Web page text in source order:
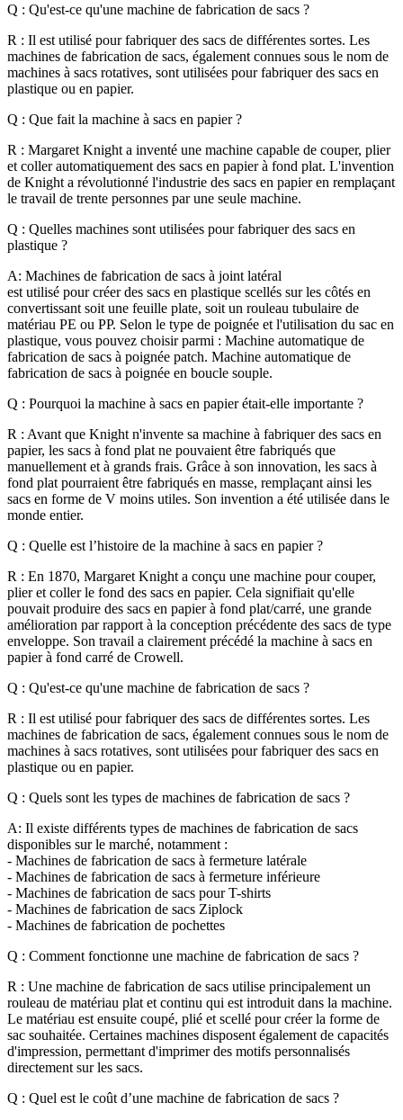
Q : Qu'est-ce qu'une machine de fabrication de sacs ?
R : Il est utilisé pour fabriquer des sacs de différentes sortes. Les
machines de fabrication de sacs, également connues sous le nom de
machines à sacs rotatives, sont utilisées pour fabriquer des sacs en
plastique ou en papier.
Q : Que fait la machine à sacs en papier ?
R : Margaret Knight a inventé une machine capable de couper, plier
et coller automatiquement des sacs en papier à fond plat. L'invention
de Knight a révolutionné l'industrie des sacs en papier en remplaçant
le travail de trente personnes par une seule machine.
Q : Quelles machines sont utilisées pour fabriquer des sacs en
plastique ?
A: Machines de fabrication de sacs à joint latéral
est utilisé pour créer des sacs en plastique scellés sur les côtés en
convertissant soit une feuille plate, soit un rouleau tubulaire de
matériau PE ou PP. Selon le type de poignée et l'utilisation du sac en
plastique, vous pouvez choisir parmi : Machine automatique de
fabrication de sacs à poignée patch. Machine automatique de
fabrication de sacs à poignée en boucle souple.
Q : Pourquoi la machine à sacs en papier était-elle importante ?
R : Avant que Knight n'invente sa machine à fabriquer des sacs en
papier, les sacs à fond plat ne pouvaient être fabriqués que
manuellement et à grands frais. Grâce à son innovation, les sacs à
fond plat pourraient être fabriqués en masse, remplaçant ainsi les
sacs en forme de V moins utiles. Son invention a été utilisée dans le
monde entier.
Q : Quelle est l’histoire de la machine à sacs en papier ?
R : En 1870, Margaret Knight a conçu une machine pour couper,
plier et coller le fond des sacs en papier. Cela signifiait qu'elle
pouvait produire des sacs en papier à fond plat/carré, une grande
amélioration par rapport à la conception précédente des sacs de type
enveloppe. Son travail a clairement précédé la machine à sacs en
papier à fond carré de Crowell.
Q : Qu'est-ce qu'une machine de fabrication de sacs ?
R : Il est utilisé pour fabriquer des sacs de différentes sortes. Les
machines de fabrication de sacs, également connues sous le nom de
machines à sacs rotatives, sont utilisées pour fabriquer des sacs en
plastique ou en papier.
Q : Quels sont les types de machines de fabrication de sacs ?
A: Il existe différents types de machines de fabrication de sacs
disponibles sur le marché, notamment :
- Machines de fabrication de sacs à fermeture latérale
- Machines de fabrication de sacs à fermeture inférieure
- Machines de fabrication de sacs pour T-shirts
- Machines de fabrication de sacs Ziplock
- Machines de fabrication de pochettes
Q : Comment fonctionne une machine de fabrication de sacs ?
R : Une machine de fabrication de sacs utilise principalement un
rouleau de matériau plat et continu qui est introduit dans la machine.
Le matériau est ensuite coupé, plié et scellé pour créer la forme de
sac souhaitée. Certaines machines disposent également de capacités
d'impression, permettant d'imprimer des motifs personnalisés
directement sur les sacs.
Q : Quel est le coût d’une machine de fabrication de sacs ?